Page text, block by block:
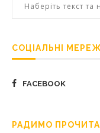
СОЦІАЛЬНІ МЕРЕЖІ
FACEBOOK
РАДИМО